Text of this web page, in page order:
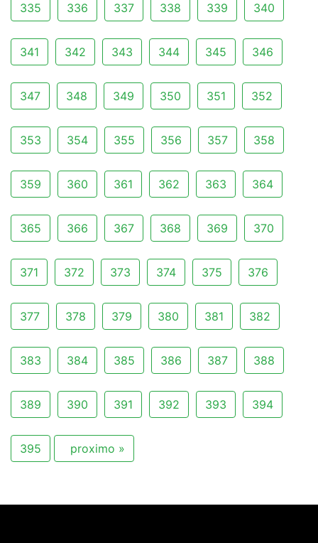
335 336 337 338 339 340
341 342 343 344 345 346
347 348 349 350 351 352
353 354 355 356 357 358
359 360 361 362 363 364
365 366 367 368 369 370
371 372 373 374 375 376
377 378 379 380 381 382
383 384 385 386 387 388
389 390 391 392 393 394
395 proximo »